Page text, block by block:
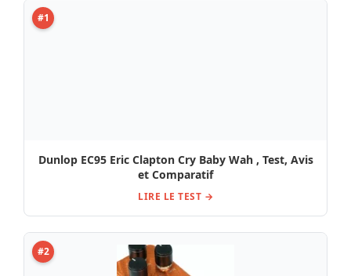
#1
Dunlop EC95 Eric Clapton Cry Baby Wah , Test, Avis
et Comparatif
LIRE LE TEST →
#2